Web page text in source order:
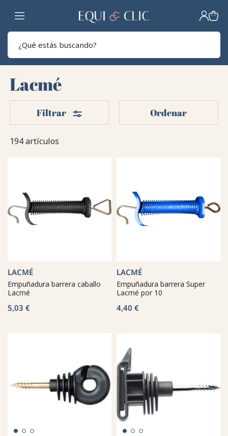
Hogar
Lacmé
194 artículos
Filtrar Filtros Ordenar
LACMÉ
Empuñadura barrera caballo
Lacmé
5,03 €
LACMÉ
Empuñadura barrera Super
Lacmé por 10
4,40 €